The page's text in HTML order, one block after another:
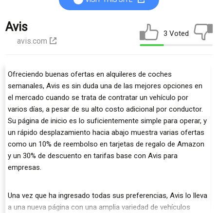
Avis
avis.com
3 Voted
Ofreciendo buenas ofertas en alquileres de coches
semanales, Avis es sin duda una de las mejores opciones en
el mercado cuando se trata de contratar un vehículo por
varios días, a pesar de su alto costo adicional por conductor.
Su página de inicio es lo suficientemente simple para operar, y
un rápido desplazamiento hacia abajo muestra varias ofertas
como un 10% de reembolso en tarjetas de regalo de Amazon
y un 30% de descuento en tarifas base con Avis para
empresas.
Una vez que ha ingresado todas sus preferencias, Avis lo lleva
a una nueva página con una amplia variedad de vehículos